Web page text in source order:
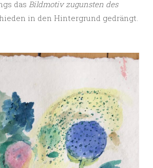
das Bildmotiv zugunsten des
in den Hintergrund gedrängt.